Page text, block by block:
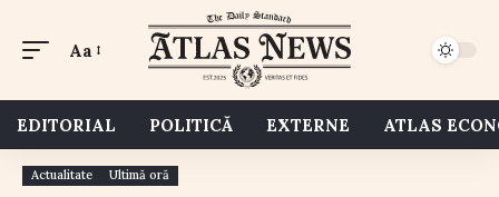
Aa
EDITORIAL POLITICĂ EXTERNE ATLAS
Actualitate Ultimă oră